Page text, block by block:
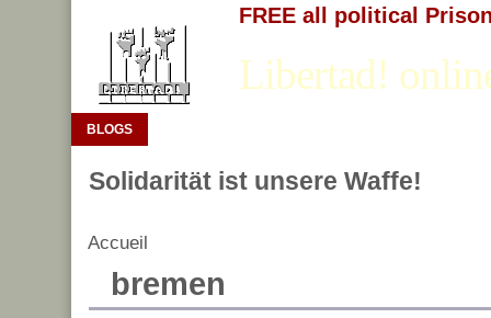
FREE all political
Libertad!
BLOGS
Solidarität ist unsere Waffe!
Accueil
bremen